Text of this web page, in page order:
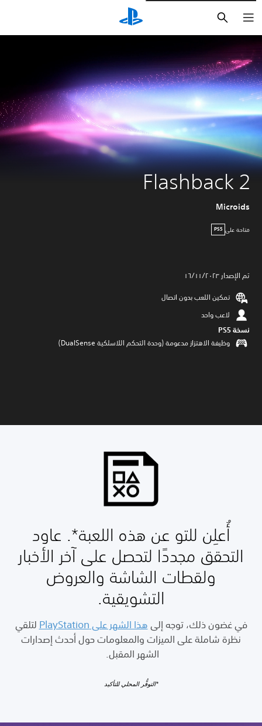
Flashback 2
Microids
متاحة على PS5
تم الإصدار ١٦/١١/٢٠٢٣
تمكين اللعب بدون اتصال
لاعب واحد
نسخة PS5‏
وظيفة الاهتزاز مدعومة (وحدة التحكم اللاسلكية DualSense‏)
أُعلِن للتو عن هذه اللعبة*. عاود
التحقق مجددًا لتحصل على آخر الأخبار
ولقطات الشاشة والعروض
التشويقية.
في غضون ذلك، توجه إلى هذا الشهر على PlayStation
لتلقي
نظرة شاملة على الميزات والمعلومات حول أحدث إصدارات
الشهر المقبل.
*التوفُّر المحلي للتأكيد